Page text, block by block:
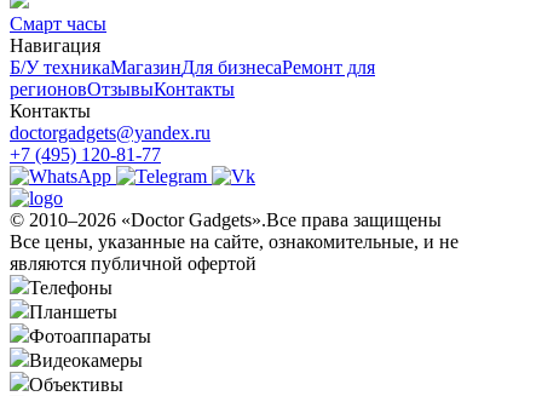
Смарт часы
Навигация
Б/У техникaМагазинДля бизнесаРемонт для
регионовОтзывыКонтакты
Контакты
doctorgadgets@yandex.ru
+7 (495) 120-81-77
© 2010–2026 «Doctor Gadgets».Все права защищены
Все цены, указанные на сайте, ознакомительные, и не
являются публичной офертой
Телефоны
Планшеты
Фотоаппараты
Видеокамеры
Объективы